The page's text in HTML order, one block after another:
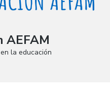
AEFAM
la educación